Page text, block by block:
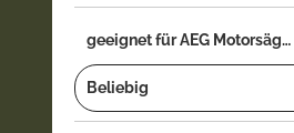
geeignet für AEG Motorsäge...
Beliebig